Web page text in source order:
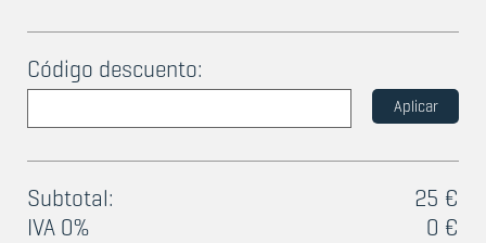
Código descuento:
Aplicar
Subtotal:
25 €
IVA 0%
0 €